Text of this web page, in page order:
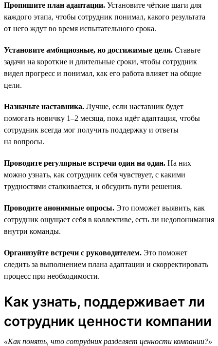
Пропишите план адаптации. Установите чёткие шаги для
каждого этапа, чтобы сотрудник понимал, какого результата
от него ждут во время испытательного срока.
Установите амбициозные, но достижимые цели. Ставьте
задачи на короткие и длительные сроки, чтобы сотрудник
видел прогресс и понимал, как его работа влияет на общие
цели.
Назначьте наставника. Лучше, если наставник будет
помогать новичку 1–2 месяца, пока идёт адаптация, чтобы
сотрудник всегда мог получить поддержку и ответы
на вопросы.
Проводите регулярные встречи один на один. На них
можно узнать, как сотрудник себя чувствует, с какими
трудностями сталкивается, и обсудить пути решения.
Проводите анонимные опросы. Это поможет выявить, как
сотрудник ощущает себя в коллективе, есть ли недопонимания
внутри команды.
Организуйте встречи с руководителем. Это поможет
следить за выполнением плана адаптации и скорректировать
процесс при необходимости.
Как узнать, поддерживает ли
сотрудник ценности компании
«Как понять, что сотрудник разделяет ценности компании?»